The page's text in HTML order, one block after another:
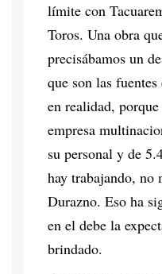
límite con
Toros. Una obra
precisábamos un
que son las
en realidad,
empresa
su personal y de
hay trabajando, no
Durazno. Eso ha
en el debe la
brindado.